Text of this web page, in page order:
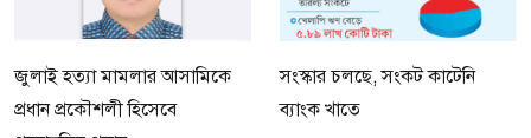
জুলাই হত্যা মামলার আসামিকে
প্রধান প্রকৌশলী হিসেবে
সংস্কার চলছে, সংকট কাটেনি
ব্যাংক খাতে